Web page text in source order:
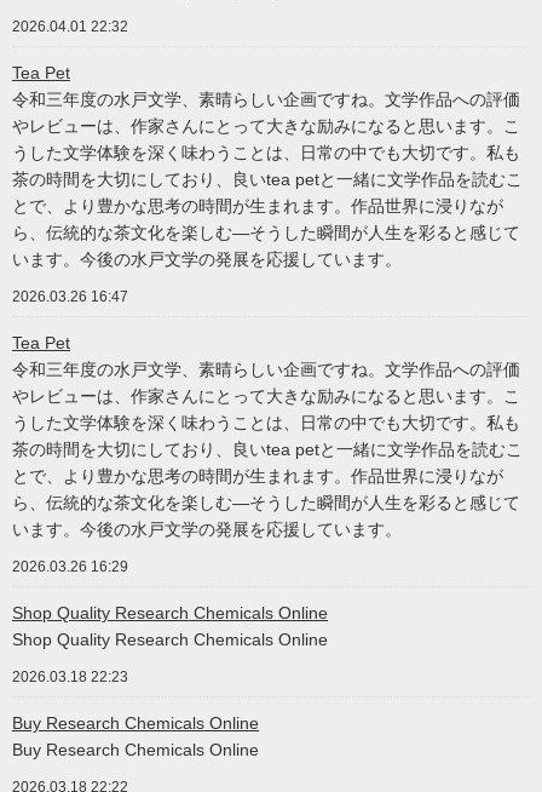
2026.04.01 22:32
Tea Pet
令和三年度の水戸文学、素晴らしい企画ですね。文学作品への評価
やレビューは、作家さんにとって大きな励みになると思います。こ
うした文学体験を深く味わうことは、日常の中でも大切です。私も
茶の時間を大切にしており、良いtea petと一緒に文学作品を読むこ
とで、より豊かな思考の時間が生まれます。作品世界に浸りなが
ら、伝統的な茶文化を楽しむ—そうした瞬間が人生を彩ると感じて
います。今後の水戸文学の発展を応援しています。
2026.03.26 16:47
Tea Pet
令和三年度の水戸文学、素晴らしい企画ですね。文学作品への評価
やレビューは、作家さんにとって大きな励みになると思います。こ
うした文学体験を深く味わうことは、日常の中でも大切です。私も
茶の時間を大切にしており、良いtea petと一緒に文学作品を読むこ
とで、より豊かな思考の時間が生まれます。作品世界に浸りなが
ら、伝統的な茶文化を楽しむ—そうした瞬間が人生を彩ると感じて
います。今後の水戸文学の発展を応援しています。
2026.03.26 16:29
Shop Quality Research Chemicals Online
Shop Quality Research Chemicals Online
2026.03.18 22:23
Buy Research Chemicals Online
Buy Research Chemicals Online
2026.03.18 22:22